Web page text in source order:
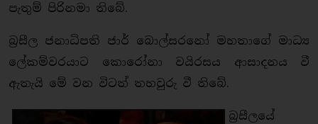
පැතුම් පිරිනමා තිබේ.
බ්‍රසීල ජනාධිපති ජාර් බොල්සරනෝ මහතාගේ මාධ්‍ය
ලේකම්වරයාට කොරෝනා වයිරසය ආසාදනය වී
ඇතැයි මේ වන විටත් තහවුරු වී තිබේ.
බ්‍රසීලයේ